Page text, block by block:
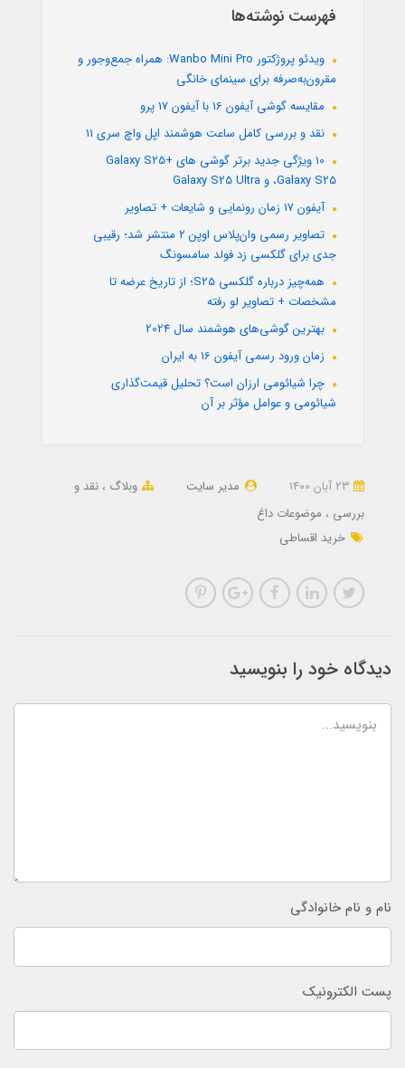
فهرست نوشته‌ها
ویدئو پروژکتور Wanbo Mini Pro: همراه جمع‌وجور و
مقرون‌به‌صرفه برای سینمای خانگی
مقایسه گوشی آیفون 16 با آیفون 17 پرو
نقد و بررسی کامل ساعت هوشمند اپل واچ سری 11
10 ویژگی جدید برتر گوشی های +Galaxy S25
،Galaxy S25 و Galaxy S25 Ultra
آیفون 17 زمان رونمایی و شایعات + تصاویر
تصاویر رسمی وان‌پلاس اوپن ۲ منتشر شد؛ رقیبی
جدی برای گلکسی زد فولد سامسونگ
همه‌چیز درباره گلکسی S25؛ از تاریخ عرضه تا
مشخصات + تصاویر لو رفته
بهترین گوشی‌های هوشمند سال 2024
زمان ورود رسمی آیفون 16 به ایران
چرا شیائومی ارزان است؟ تحلیل قیمت‌گذاری
شیائومی و عوامل مؤثر بر آن
مدیر سایت وبلاگ
نقد و
بررسی
موضوعات داغ
خرید اقساطی
دیدگاه خود را بنویسید
نام و نام خانوادگی
پست الکترونیک